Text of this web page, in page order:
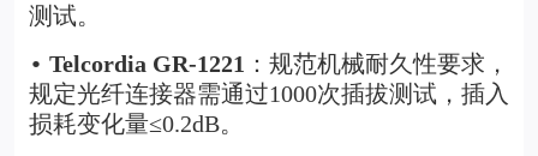
测试。
• Telcordia GR-1221 ：规范机械耐久性要求，
规定光纤连接器需通过1000次插拔测试，插入
损耗变化量≤0.2dB。